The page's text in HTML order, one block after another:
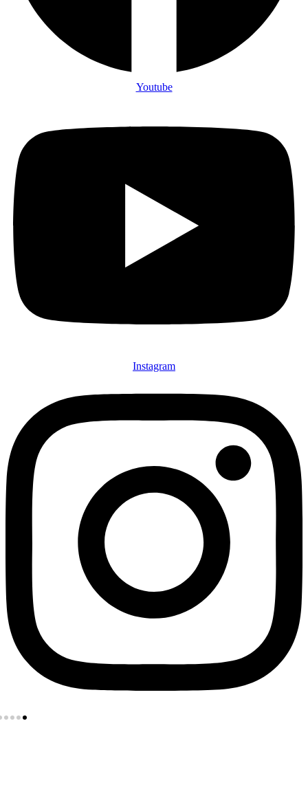
Youtube
Instagram